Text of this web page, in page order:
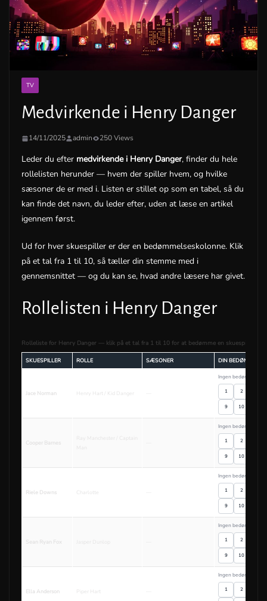
TV
Medvirkende i Henry Danger
14/11/2025 admin 250 Views
Leder du efter medvirkende i Henry Danger, finder du hele
rollelisten herunder — hvem der spiller hvem, og hvilke
sæsoner de er med i. Listen er stillet op som en tabel, så du
kan finde det navn, du leder efter, uden at læse en artikel
igennem først.
Ud for hver skuespiller er der en bedømmelseskolonne. Klik
på et tal fra 1 til 10, så tæller din stemme med i
gennemsnittet — og du kan se, hvad andre læsere har givet.
Rollelisten i Henry Danger
Rolleliste for Henry Danger — klik på et tal fra 1 til 10 for at bedømme en skuespiller.
SKUESPILLER ROLLE SÆSONER DIN BEDØMMELSE
Jace Norman Henry Hart / Kid Danger
Ingen bedømmelser
1 2
9 10
Cooper Barnes
Ingen bedømmelser
1 2
9 10
Riele Downs Charlotte
Ingen bedømmelser
1 2
9 10
Sean Ryan Fox
Ingen bedømmelser
1 2
9 10
Ella Anderson Piper Hart
Ingen bedømmelser
1 2